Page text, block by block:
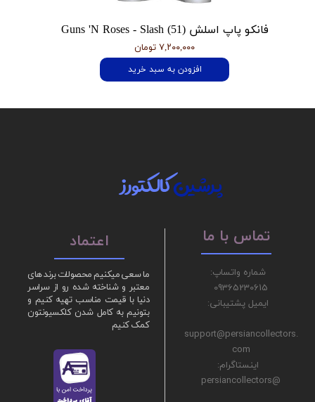
فانکو پاپ اسلش Guns 'N Roses - Slash (51)
۷,۲۰۰,۰۰۰ تومان
افزودن به سبد خرید
ما سعی میکنیم محصولات برند های
معتبر و شناخته شده رو از سراسر
دنیا با قیمت مناسب تهیه کنیم و
بتونیم به کامل شدن کلکسیونتون
کمک کنیم
پرشینکالکتورز
شماره واتساپ:
09365230615
ایمیل پشتیبانی:
support@persiancollectors.
com
اینستاگرام:
@persiancollectors
تماس با ما اعتماد